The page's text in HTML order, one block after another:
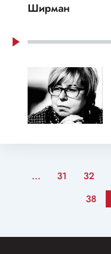
Ширман
... 31 32
38